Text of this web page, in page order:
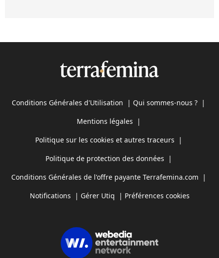
Conditions Générales d'Utilisation | Qui sommes-nous ? |
Mentions légales |
Politique sur les cookies et autres traceurs |
Politique de protection des données |
Conditions Générales de l'offre payante Terrafemina.com |
Notifications | Gérer Utiq | Préférences cookies